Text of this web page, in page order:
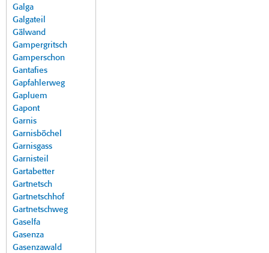
Galga
Galgateil
Gälwand
Gampergritsch
Gamperschon
Gantafies
Gapfahlerweg
Gapluem
Gapont
Garnis
Garnisböchel
Garnisgass
Garnisteil
Gartabetter
Gartnetsch
Gartnetschhof
Gartnetschweg
Gaselfa
Gasenza
Gasenzawald